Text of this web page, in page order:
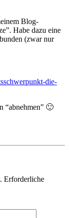
Blog-
Habe dazu eine
(zwar nur
die-
“abnehmen” 🙂
Erforderliche